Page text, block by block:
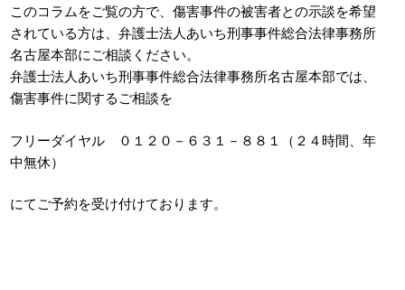
このコラムをご覧の方で、傷害事件の被害者との示談を希望
されている方は、弁護士法人あいち刑事事件総合法律事務所
名古屋本部にご相談ください。
弁護士法人あいち刑事事件総合法律事務所名古屋本部では、
傷害事件に関するご相談を
フリーダイヤル ０１２０－６３１－８８１（２４時間、年
中無休）
にてご予約を受け付けております。